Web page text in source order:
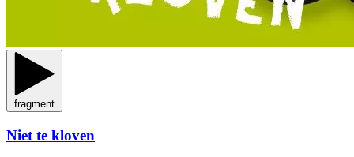
fragment
Niet te kloven